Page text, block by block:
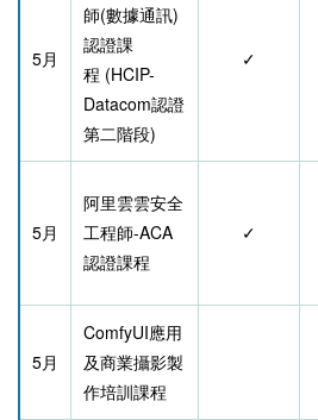
5月
師(數據通訊)
認證課
程 (HCIP-
Datacom認證
第二階段)
✓
5月
阿里雲雲安全
工程師-ACA
認證課程
✓
5月
ComfyUI應用
及商業攝影製
作培訓課程